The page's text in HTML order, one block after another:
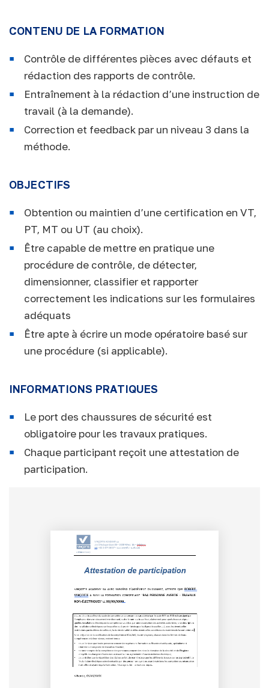
CONTENU DE LA FORMATION
Contrôle de différentes pièces avec défauts et
rédaction des rapports de contrôle.
Entraînement à la rédaction d’une instruction de
travail (à la demande).
Correction et feedback par un niveau 3 dans la
méthode.
OBJECTIFS
Obtention ou maintien d’une certification en VT,
PT, MT ou UT (au choix).
Être capable de mettre en pratique une
procédure de contrôle, de détecter,
dimensionner, classifier et rapporter
correctement les indications sur les formulaires
adéquats
Être apte à écrire un mode opératoire basé sur
une procédure (si applicable).
INFORMATIONS PRATIQUES
Le port des chaussures de sécurité est
obligatoire pour les travaux pratiques.
Chaque participant reçoit une attestation de
participation.